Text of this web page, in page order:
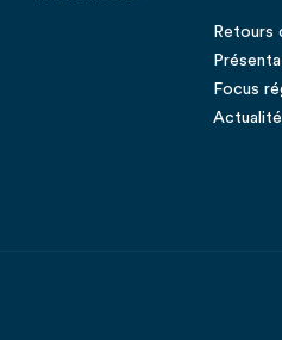
Retours
Focus